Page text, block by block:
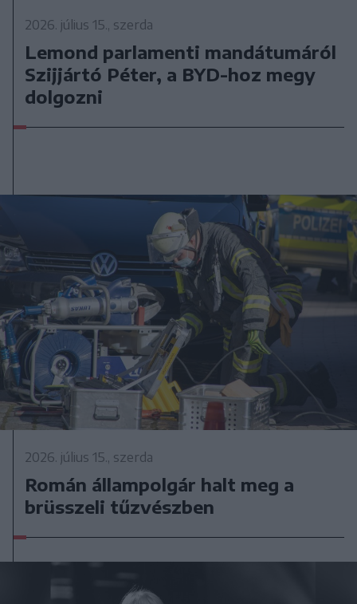
2026. július 15., szerda
Lemond parlamenti mandátumáról
Szijjártó Péter, a BYD-hoz megy
dolgozni
2026. július 15., szerda
Román állampolgár halt meg a
brüsszeli tűzvészben